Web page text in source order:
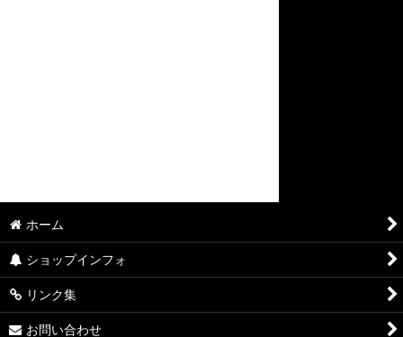
ホーム
ショップインフォ
リンク集
お問い合わせ